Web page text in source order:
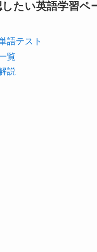
たい英語学習ペ
語テスト
覧
説